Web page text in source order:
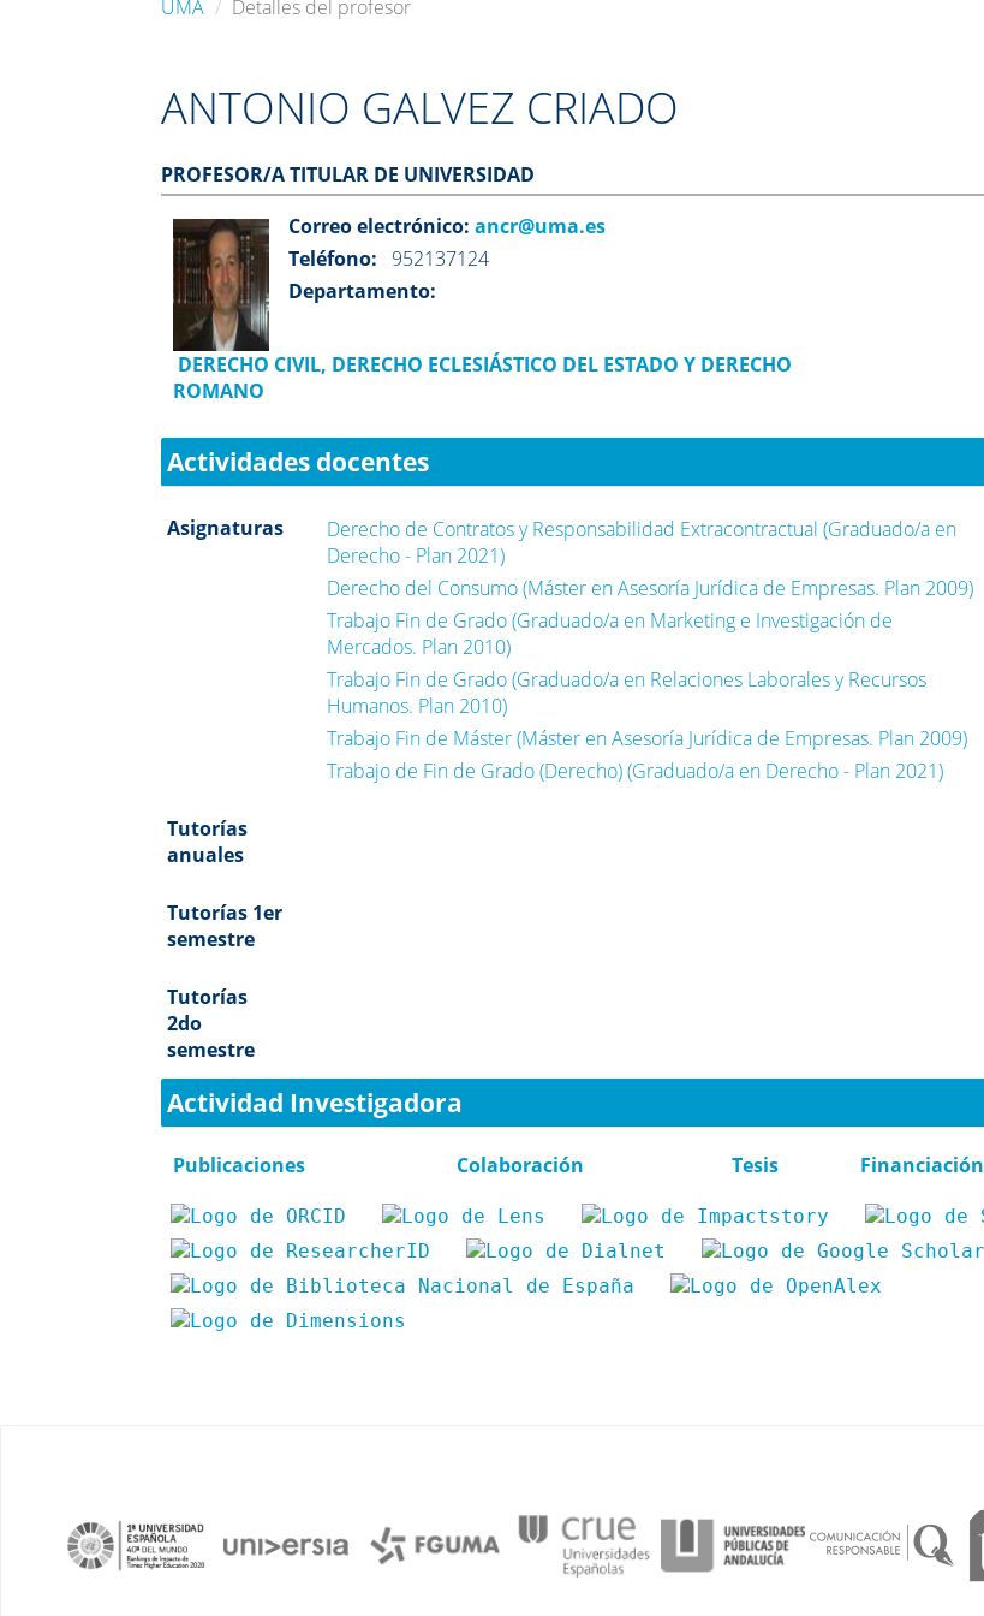
UMA Detalles del profesor
ANTONIO GALVEZ CRIADO
PROFESOR/A TITULAR DE UNIVERSIDAD
Correo electrónico: ancr@uma.es
Teléfono: 952137124
Departamento:
DERECHO CIVIL, DERECHO ECLESIÁSTICO DEL ESTADO Y DERECHO
ROMANO
Actividades docentes
Asignaturas
Derecho de Contratos y Responsabilidad Extracontractual (Graduado/a en
Derecho - Plan 2021)
Derecho del Consumo (Máster en Asesoría Jurídica de Empresas. Plan 2009)
Trabajo Fin de Grado (Graduado/a en Marketing e Investigación de
Mercados. Plan 2010)
Trabajo Fin de Grado (Graduado/a en Relaciones Laborales y Recursos
Humanos. Plan 2010)
Trabajo Fin de Máster (Máster en Asesoría Jurídica de Empresas. Plan 2009)
Trabajo de Fin de Grado (Derecho) (Graduado/a en Derecho - Plan 2021)
Tutorías
anuales
Tutorías 1er
semestre
Tutorías
2do
semestre
Actividad Investigadora
Publicaciones Colaboración Tesis Financiación